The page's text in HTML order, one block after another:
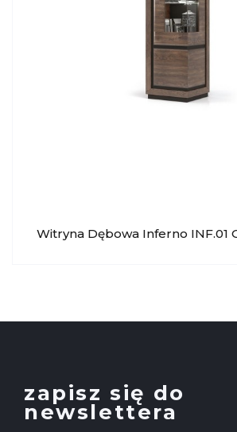
Witryna Dębowa Inferno INF.01
zapisz się do
newslettera